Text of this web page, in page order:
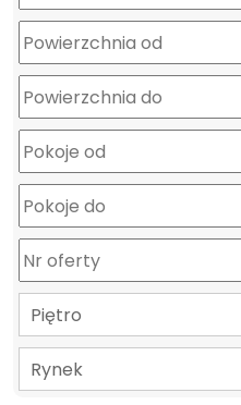
Piętro
Rynek